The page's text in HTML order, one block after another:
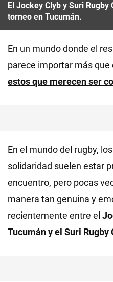
El Jockey Clyb y Suri Rugby
torneo en Tucumán.
En un mundo donde el
parece importar más que
estos que merecen ser
En el mundo del rugby,
solidaridad suelen estar
encuentro, pero pocas
manera tan genuina y
recientemente entre el
Tucumán y el Suri Rugby